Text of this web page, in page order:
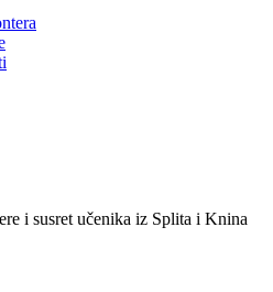
i susret učenika iz Splita i Knina